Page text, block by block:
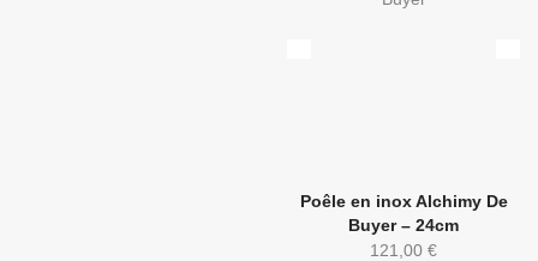
Poêle en inox Alchimy De
Buyer – 24cm
121,00 €